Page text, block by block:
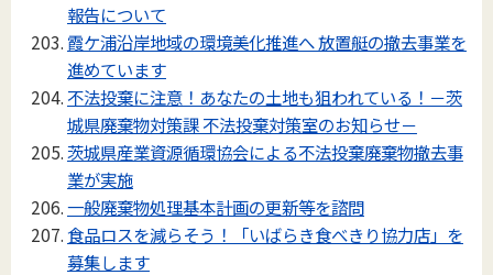
報告について
霞ケ浦沿岸地域の環境美化推進へ 放置艇の撤去事業を
進めています
不法投棄に注意！あなたの土地も狙われている！－茨
城県廃棄物対策課 不法投棄対策室のお知らせ－
茨城県産業資源循環協会による不法投棄廃棄物撤去事
業が実施
一般廃棄物処理基本計画の更新等を諮問
食品ロスを減らそう！「いばらき食べきり協力店」を
募集します